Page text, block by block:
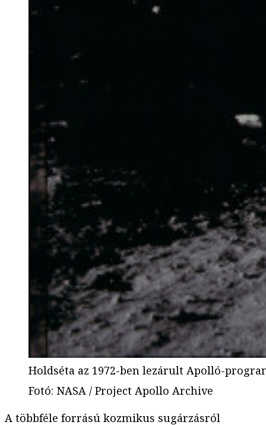
Holdséta az 1972-ben lezárult Apolló-
Fotó: NASA / Project Apollo Archive
A többféle forrású kozmikus sugárzásról